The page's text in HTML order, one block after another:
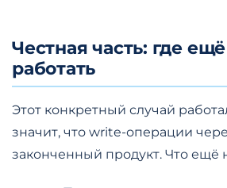
Честная часть: где
работать
Этот конкретный случай
значит, что write-операции
законченный продукт. Что ещё